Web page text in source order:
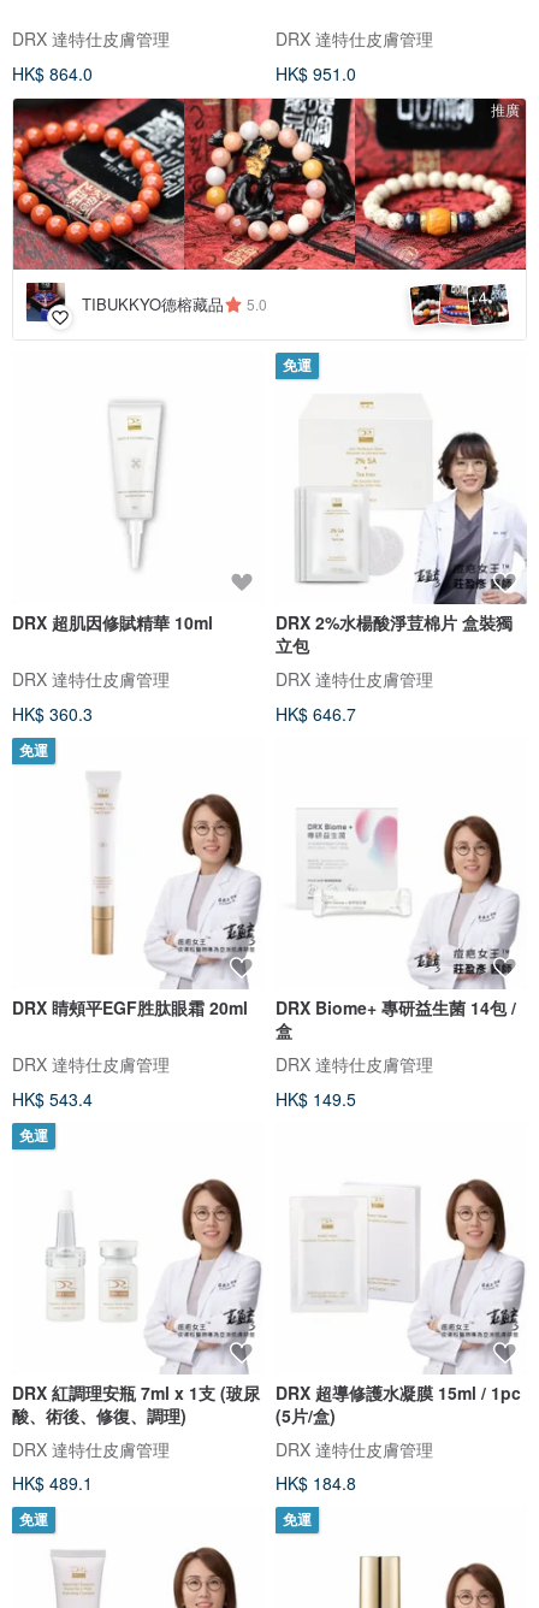
DRX 達特仕皮膚管理
HK$ 864.0
DRX 達特仕皮膚管理
HK$ 951.0
推廣
TIBUKKYO德榕藏品 5.0 +4
DRX 超肌因修賦精華 10ml
DRX 達特仕皮膚管理
HK$ 360.3
免運
DRX 2%水楊酸淨荳棉片 盒裝獨
立包
DRX 達特仕皮膚管理
HK$ 646.7
免運
DRX 睛頰平EGF胜肽眼霜 20ml
DRX 達特仕皮膚管理
HK$ 543.4
DRX Biome+ 專研益生菌 14包 /
盒
DRX 達特仕皮膚管理
HK$ 149.5
免運
DRX 紅調理安瓶 7ml x 1支 (玻尿
酸、術後、修復、調理)
DRX 達特仕皮膚管理
HK$ 489.1
DRX 超導修護水凝膜 15ml / 1pc
(5片/盒)
DRX 達特仕皮膚管理
HK$ 184.8
免運 免運